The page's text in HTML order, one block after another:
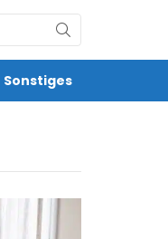
Sonstiges